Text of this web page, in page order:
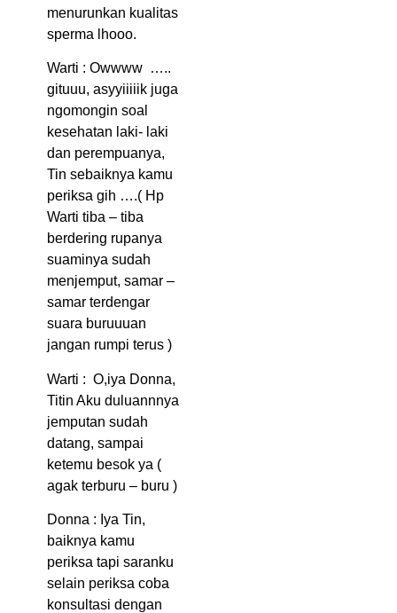
menurunkan kualitas
sperma lhooo.
Warti : Owwww …..
gituuu, asyyiiiiik juga
ngomongin soal
kesehatan laki- laki
dan perempuanya,
Tin sebaiknya kamu
periksa gih ….( Hp
Warti tiba – tiba
berdering rupanya
suaminya sudah
menjemput, samar –
samar terdengar
suara buruuuan
jangan rumpi terus )
Warti : O,iya Donna,
Titin Aku duluannnya
jemputan sudah
datang, sampai
ketemu besok ya (
agak terburu – buru )
Donna : Iya Tin,
baiknya kamu
periksa tapi saranku
selain periksa coba
konsultasi dengan